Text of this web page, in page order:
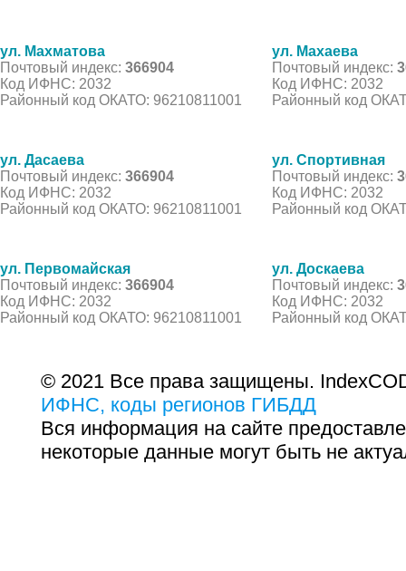
ул. Махматова
Почтовый индекс: 366904
Код ИФНС: 2032
Районный код ОКАТО: 96210811001
ул. Махаева
Почтовый индекс:
Код ИФНС: 2032
Районный код
ул. Дасаева
Почтовый индекс: 366904
Код ИФНС: 2032
Районный код ОКАТО: 96210811001
ул. Спортивная
Почтовый индекс:
Код ИФНС: 2032
Районный код
ул. Первомайская
Почтовый индекс: 366904
Код ИФНС: 2032
Районный код ОКАТО: 96210811001
ул. Доскаева
Почтовый индекс:
Код ИФНС: 2032
Районный код
© 2021 Все права защищены.
ИФНС, коды регионов ГИБДД
Вся информация на сайте
некоторые данные могут быть не